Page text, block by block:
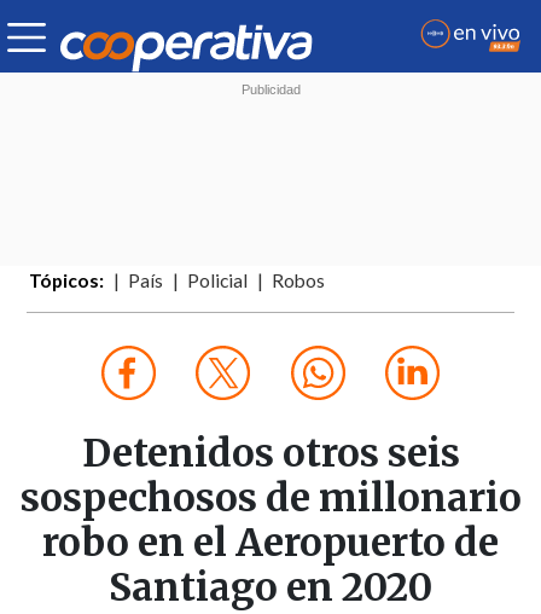
Tópicos: País Policial Robos
Detenidos otros seis
sospechosos de millonario
robo en el Aeropuerto de
Santiago en 2020